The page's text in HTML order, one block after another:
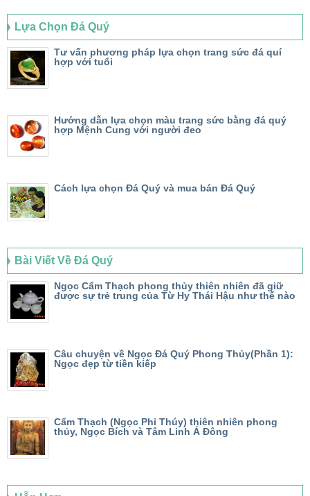
Lựa Chọn Đá Quý
Tư vấn phương pháp lựa chọn trang sức đá quí
hợp với tuổi
Hướng dẫn lựa chọn màu trang sức bằng đá quý
hợp Mệnh Cung với người đeo
Cách lựa chọn Đá Quý và mua bán Đá Quý
Bài Viết Về Đá Quý
Ngọc Cẩm Thạch phong thủy thiên nhiên đã giữ
được sự trẻ trung của Từ Hy Thái Hậu như thế nào
Câu chuyện về Ngọc Đá Quý Phong Thủy(Phần 1):
Ngọc đẹp từ tiền kiếp
Cẩm Thạch (Ngọc Phỉ Thúy) thiên nhiên phong
thủy, Ngọc Bích và Tâm Linh Á Đông